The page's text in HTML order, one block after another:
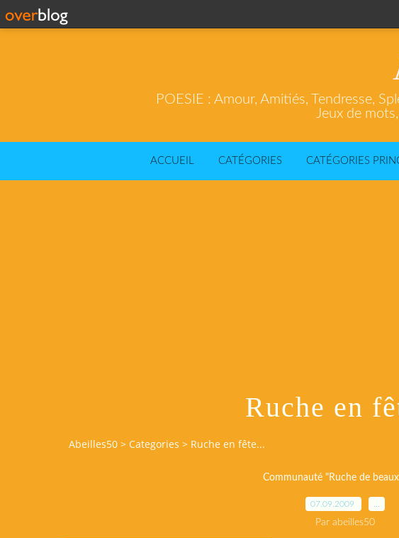
POESIE : Amour, Amitiés, Tendresse,
Jeux de
ACCUEIL CATÉGORIES CATÉGORIES
Ruche en
Abeilles50 > Categories > Ruche en fête...
Communauté "Ruche de
07.09.2009
Par abeilles50